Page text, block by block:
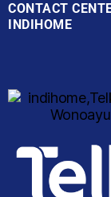
CONTACT
INDIHOME